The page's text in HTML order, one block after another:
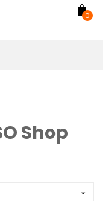
0
Shop
